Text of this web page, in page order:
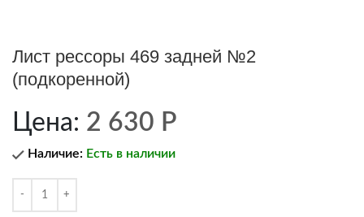
Лист рессоры 469 задней №2
(подкоренной)
Цена: 2 630 Р
Наличие: Есть в наличии